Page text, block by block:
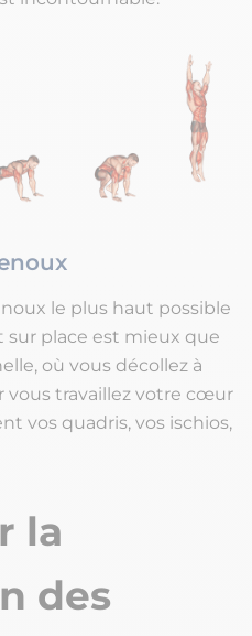
le plus haut possible
sur place est mieux que
où vous décollez à
vous travaillez votre cœur
vos quadris, vos ischios,
la
des